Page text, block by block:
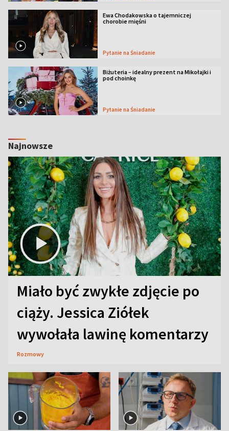
Ewa Chodakowska o tajemniczej
chorobie mięśni
Pytanie na Śniadanie
Biżuteria – idealny prezent na Mikołajki i
pod choinkę
Pytanie na Śniadanie
Najnowsze
Miało być zwykłe zdjęcie po
ciąży. Jessica Ziółek
wywołała lawinę komentarzy
Rozmowy